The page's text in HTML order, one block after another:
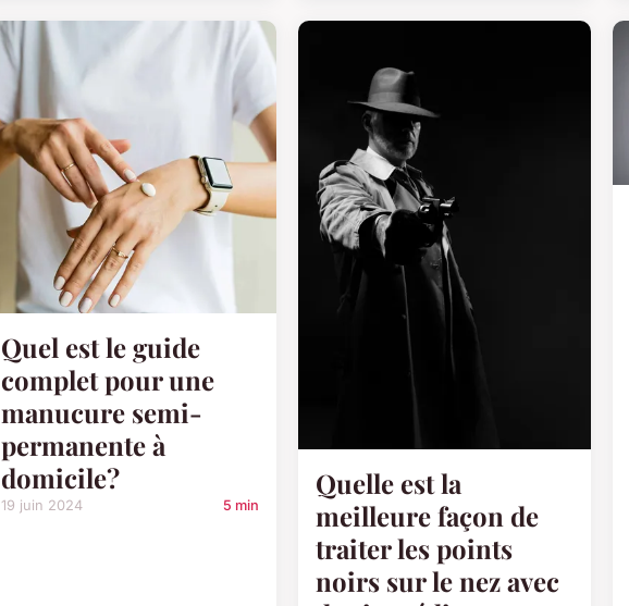
Quel est le guide
complet pour une
manucure semi-
permanente à
domicile?
19 juin 2024 5 min
Quelle est la
meilleure façon de
traiter les points
noirs sur le nez avec